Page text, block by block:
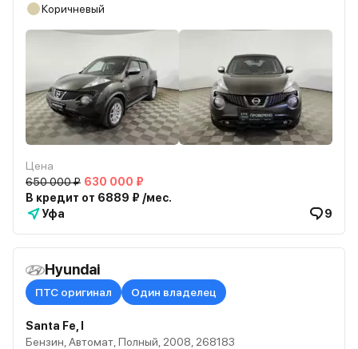
Коричневый
Цена
650 000 ₽ 630 000 ₽
В кредит от 6889 ₽ /мес.
Уфа
9
Hyundai
ПТС оригинал Один владелец
Santa Fe, I
Бензин, Автомат, Полный, 2008, 268183